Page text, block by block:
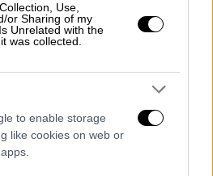
Use,
or Sharing of my
Unrelated with the
was collected.
to enable storage
like cookies on web or
Άγγελος προήλθε σε
χρόνια για να τις
διεκδίκησε μια